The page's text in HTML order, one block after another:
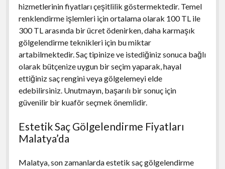
hizmetlerinin fiyatları çeşitlilik göstermektedir. Temel
renklendirme işlemleri için ortalama olarak 100 TL ile
300 TL arasında bir ücret ödenirken, daha karmaşık
gölgelendirme teknikleri için bu miktar
artabilmektedir. Saç tipinize ve istediğiniz sonuca bağlı
olarak bütçenize uygun bir seçim yaparak, hayal
ettiğiniz saç rengini veya gölgelemeyi elde
edebilirsiniz. Unutmayın, başarılı bir sonuç için
güvenilir bir kuaför seçmek önemlidir.
Estetik Saç Gölgelendirme Fiyatları
Malatya’da
Malatya, son zamanlarda estetik saç gölgelendirme